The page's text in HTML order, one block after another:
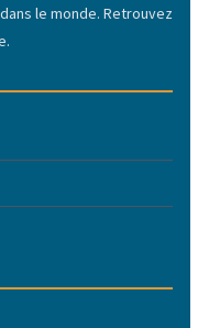
le monde. Retrouvez